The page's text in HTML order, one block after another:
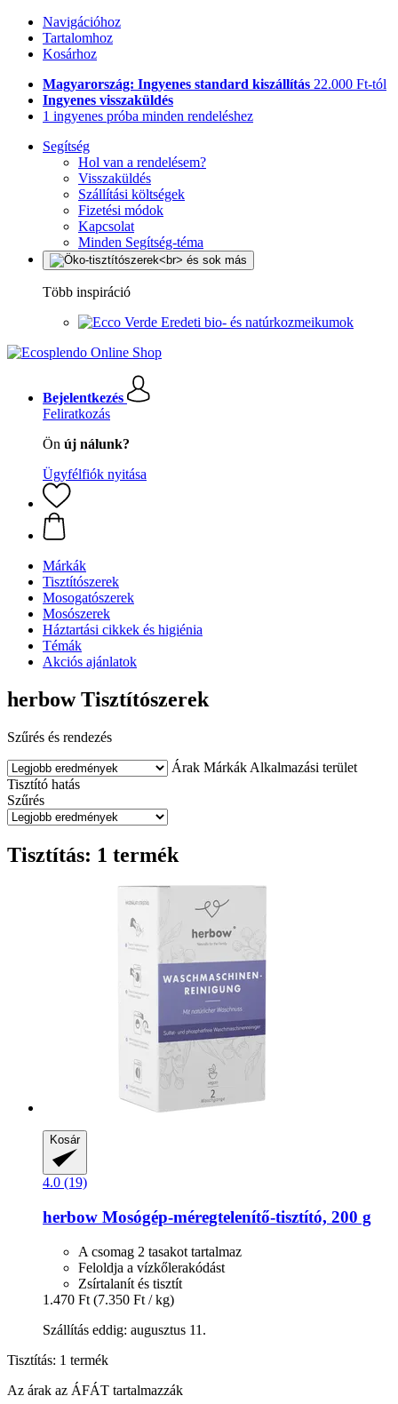
Navigációhoz
Tartalomhoz
Kosárhoz
Magyarország: Ingyenes standard kiszállítás 22.000 Ft-tól
Ingyenes visszaküldés
1 ingyenes próba minden rendeléshez
Segítség
Hol van a rendelésem?
Visszaküldés
Szállítási költségek
Fizetési módok
Kapcsolat
Minden Segítség-téma
Több inspiráció
Eredeti bio- és natúrkozmeikumok
Bejelentkezés
Feliratkozás
Ön új nálunk?
Ügyfélfiók nyitása
Márkák
Tisztítószerek
Mosogatószerek
Mosószerek
Háztartási cikkek és higiénia
Témák
Akciós ajánlatok
herbow Tisztítószerek
Szűrés és rendezés
Árak Márkák Alkalmazási terület
Tisztító hatás
Szűrés
Tisztítás: 1 termék
Kosár
4.0 (19)
herbow Mosógép-​méregtelenítő-​tisztító, 200 g
A csomag 2 tasakot tartalmaz
Feloldja a vízkőlerakódást
Zsírtalanít és tisztít
1.470 Ft (7.350 Ft / kg)
Szállítás eddig: augusztus 11.
Tisztítás: 1 termék
Az árak az ÁFÁT tartalmazzák